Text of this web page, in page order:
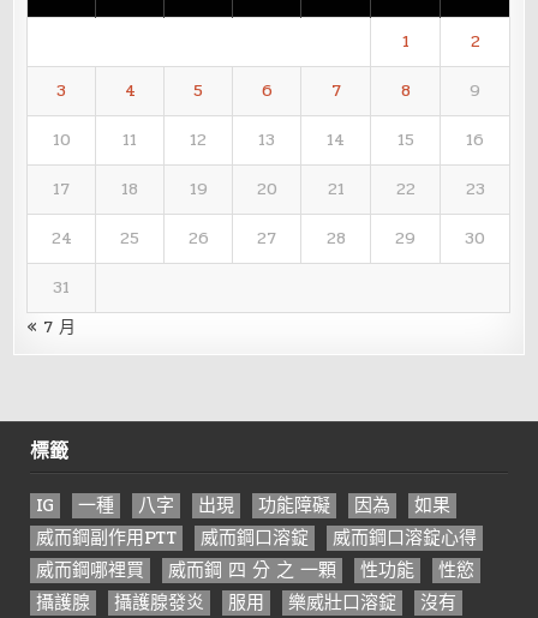
1
2
3
4 5 6 7 8
9
10
11 12 13 14 15
16
17
18 19 20 21 22
23
24
25 26 27 28 29
30
31
« 7 月
標籤
IG 一種 八字 出現 功能障礙 因為
如果
威而鋼副作用PTT
威而鋼口溶錠
威而鋼口溶錠心得
威而鋼哪裡買
威而鋼 四 分 之 一顆 性功能
性慾
攝護腺
攝護腺發炎 服用 樂威壯口溶錠
沒有